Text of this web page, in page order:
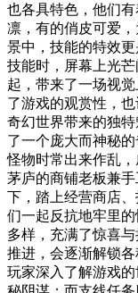
也各具特色，他们
凛，有的俏皮可爱
景中，技能的特效
技能时，屏幕上光
起，带来了一场视
了游戏的观赏性，
奇幻世界带来的独
了一个庞大而神秘
怪物时常出来作乱
茅庐的商铺老板兼
下，踏上经营商店
们一起反抗地牢里
多样，充满了惊喜
推进，会逐渐解锁
玩家深入了解游戏